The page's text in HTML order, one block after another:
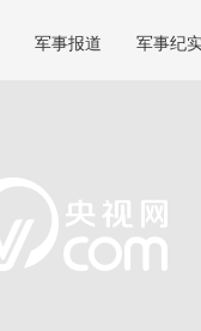
军事报道 军事纪